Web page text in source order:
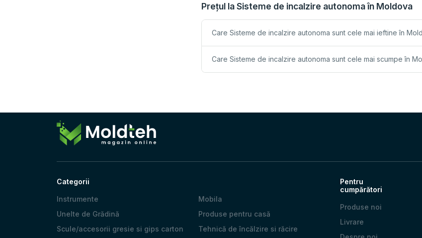
Prețul la Sisteme de incalzire autonoma în Moldova
Care Sisteme de incalzire autonoma sunt cele mai ieftine în
Care Sisteme de incalzire autonoma sunt cele mai scumpe în
Categorii
Instrumente
Unelte de Grădină
Scule/accesorii gresie si gips carton
Mobila
Produse pentru casă
Tehnică de încălzire si răcire
Pentru
cumpărători
Produse noi
Livrare